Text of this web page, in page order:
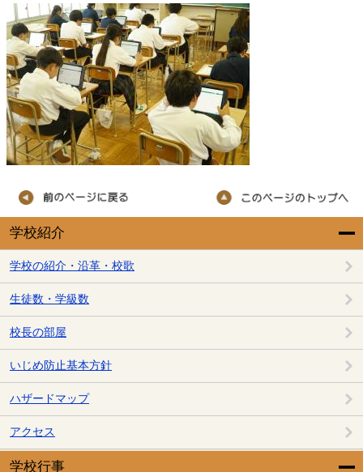
学校紹介
学校の紹介・沿革・校歌
生徒数・学級数
校長の部屋
いじめ防止基本方針
ハザードマップ
アクセス
学校行事